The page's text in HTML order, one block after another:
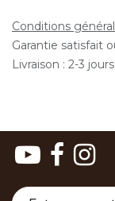
Conditions
Garantie satisfait
Livraison : 2-3